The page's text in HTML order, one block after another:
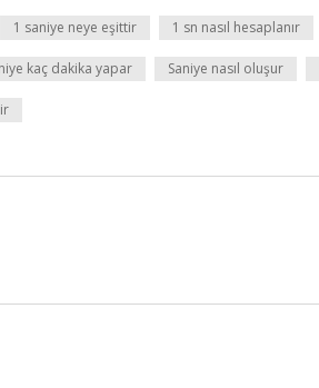
1 saniye neye eşittir 1 sn nasıl hesaplanır
kaç dakika yapar Saniye nasıl oluşur